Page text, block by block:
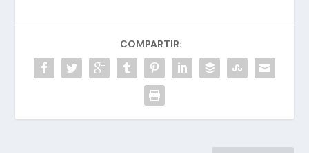
COMPARTIR: